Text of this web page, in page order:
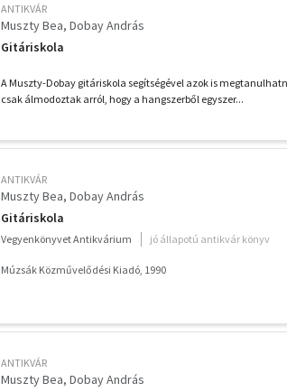
ANTIKVÁR
Muszty Bea Dobay András
Gitáriskola
A Muszty-Dobay gitáriskola segítségével azok is
csak álmodoztak arról, hogy a hangszerből egyszer...
ANTIKVÁR
Muszty Bea Dobay András
Gitáriskola
Vegyenkönyvet Antikvárium jó állapotú antikvár könyv
Múzsák Közművelődési Kiadó, 1990
ANTIKVÁR
Muszty Bea Dobay András